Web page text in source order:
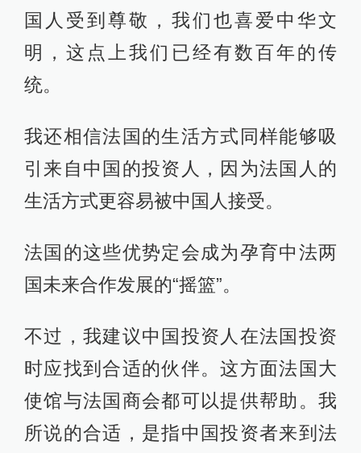
国人受到尊敬，我们也喜爱中华文
明，这点上我们已经有数百年的传
统。
我还相信法国的生活方式同样能够吸
引来自中国的投资人，因为法国人的
生活方式更容易被中国人接受。
法国的这些优势定会成为孕育中法两
国未来合作发展的“摇篮”。
不过，我建议中国投资人在法国投资
时应找到合适的伙伴。这方面法国大
使馆与法国商会都可以提供帮助。我
所说的合适，是指中国投资者来到法